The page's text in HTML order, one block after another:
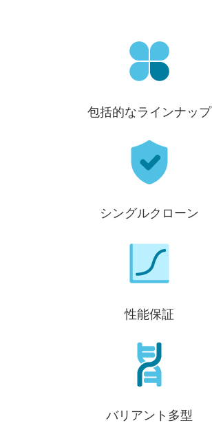
包括的なラインナップ
シングルクローン
性能保証
バリアント多型